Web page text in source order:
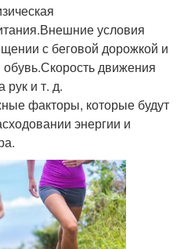
условия
с беговой дорожкой и
движения
рук и т. д.
факторы, которые будут
энергии и